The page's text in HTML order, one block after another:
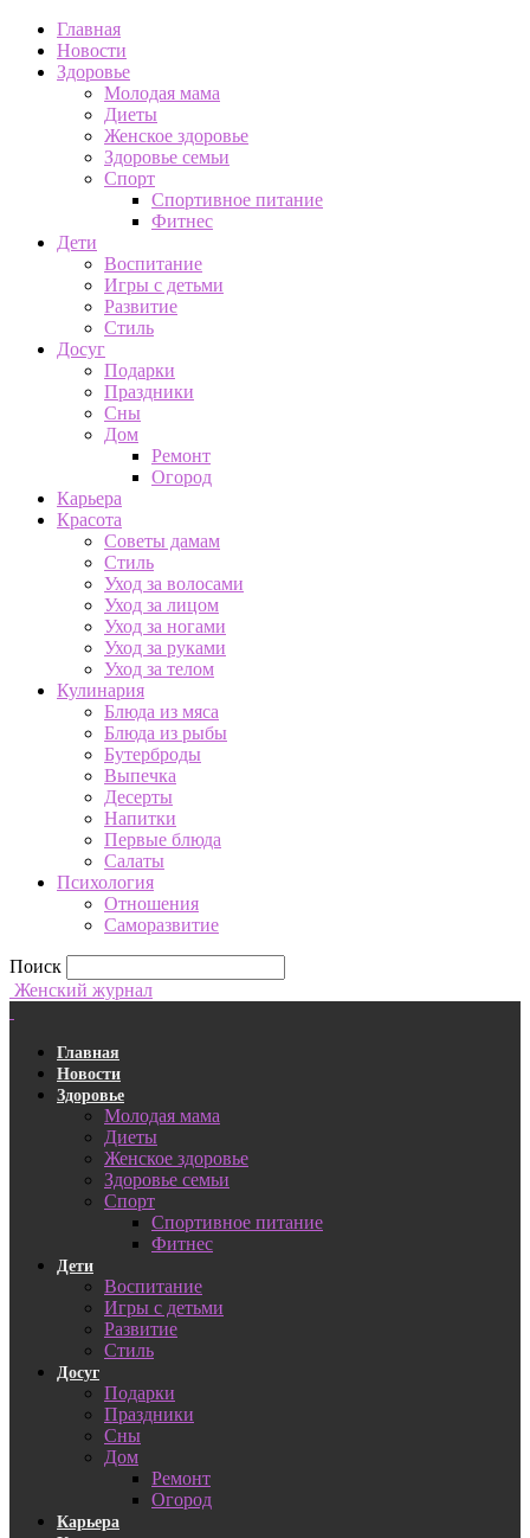
Главная
Новости
Здоровье
Молодая мама
Диеты
Женское здоровье
Здоровье семьи
Спорт
Спортивное питание
Фитнес
Дети
Воспитание
Игры с детьми
Развитие
Стиль
Досуг
Подарки
Праздники
Сны
Дом
Ремонт
Огород
Карьера
Красота
Советы дамам
Стиль
Уход за волосами
Уход за лицом
Уход за ногами
Уход за руками
Уход за телом
Кулинария
Блюда из мяса
Блюда из рыбы
Бутерброды
Выпечка
Десерты
Напитки
Первые блюда
Салаты
Психология
Отношения
Саморазвитие
Поиск
Женский журнал
Главная
Новости
Здоровье
Молодая мама
Диеты
Женское здоровье
Здоровье семьи
Спорт
Спортивное питание
Фитнес
Дети
Воспитание
Игры с детьми
Развитие
Стиль
Досуг
Подарки
Праздники
Сны
Дом
Ремонт
Огород
Карьера